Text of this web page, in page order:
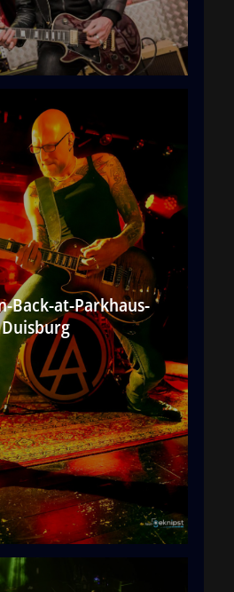
Back-at-Parkhaus-
Duisburg